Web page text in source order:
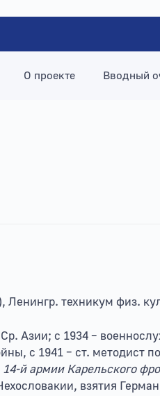
О проекте Вводный
Ленингр. техникум физ.
Ср. Азии; с 1934 –
с 1941 – ст. методист
14-й армии Карельского
взятия